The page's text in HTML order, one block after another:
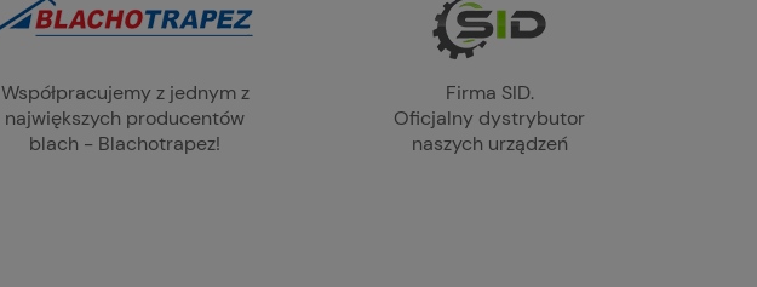
Współpracujemy z jednym z
największych producentów
blach - Blachotrapez!
Firma SID.
Oficjalny dystrybutor
naszych urządzeń